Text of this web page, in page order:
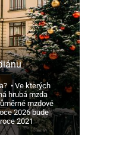
Ve kterých
hrubá mzda
mzdové
2026 bude
2021